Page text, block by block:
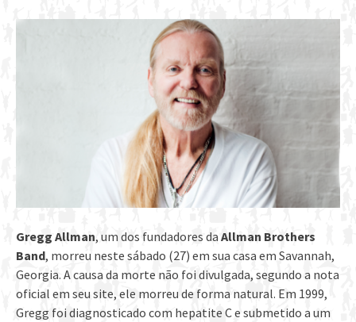
Gregg Allman, um dos fundadores daAllman Brothers
Band, morreu neste sábado (27) em sua casa em Savannah,
Georgia. A causa da morte não foi divulgada, segundo a nota
oficial em seu site, ele morreu de forma natural. Em 1999,
Gregg foi diagnosticado com hepatite C e submetido a um